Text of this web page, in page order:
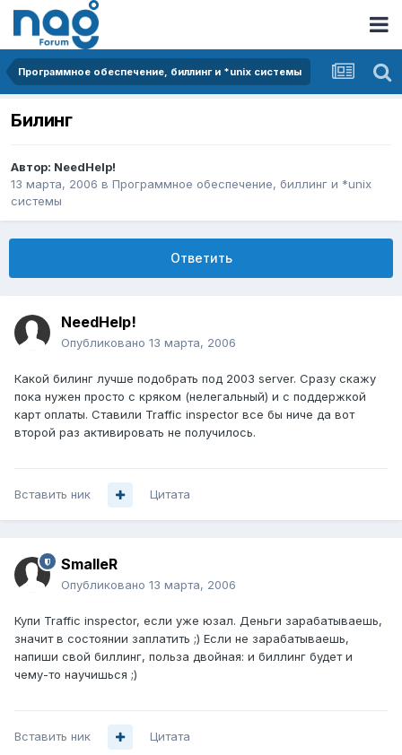
Программное обеспечение, биллинг и *unix системы
Билинг
Автор: NeedHelp!
13 марта, 2006 в Программное обеспечение, биллинг и *unix
системы
Ответить
NeedHelp!
Опубликовано 13 марта, 2006
Какой билинг лучше подобрать под 2003 server. Сразу скажу
пока нужен просто с кряком (нелегальный) и с поддержкой
карт оплаты. Ставили Traffic inspector все бы ниче да вот
второй раз активировать не получилось.
Вставить ник Цитата
SmalleR
Опубликовано 13 марта, 2006
Купи Traffic inspector, если уже юзал. Деньги зарабатываешь,
значит в состоянии заплатить ;) Если не зарабатываешь,
напиши свой биллинг, польза двойная: и биллинг будет и
чему-то научишься ;)
Вставить ник Цитата